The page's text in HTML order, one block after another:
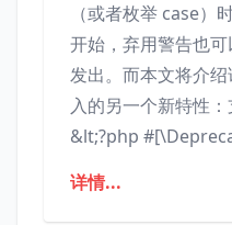
（或者枚举 case）
开始，弃用警告也
发出。而本文将介
入的另一个新特性
&lt;?php
详情...